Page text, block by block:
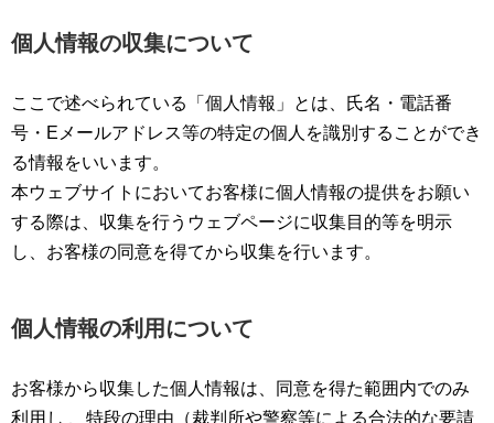
個人情報の収集について
ここで述べられている「個人情報」とは、氏名・電話番
号・Eメールアドレス等の特定の個人を識別することができ
る情報をいいます。
本ウェブサイトにおいてお客様に個人情報の提供をお願い
する際は、収集を行うウェブページに収集目的等を明示
し、お客様の同意を得てから収集を行います。
個人情報の利用について
お客様から収集した個人情報は、同意を得た範囲内でのみ
利用し 、特段の理由（裁判所や警察等による合法的な要請